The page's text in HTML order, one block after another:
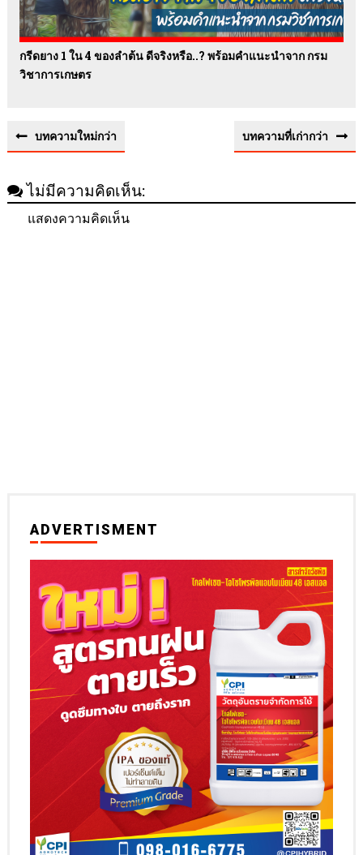
กรีดยาง 1 ใน 4 ของลำต้น ดีจริงหรือ..? พร้อมคำแนะนำจาก กรม
วิชาการเกษตร
บทความใหม่กว่า บทความที่เก่ากว่า
ไม่มีความคิดเห็น:
แสดงความคิดเห็น
ADVERTISMENT